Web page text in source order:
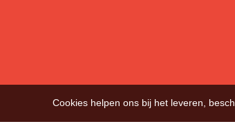
Cookies helpen ons bij het leveren,